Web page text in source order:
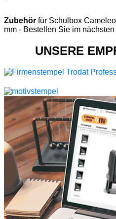
Zubehör für Schulbox
mm - Bestellen Sie im
UNSERE